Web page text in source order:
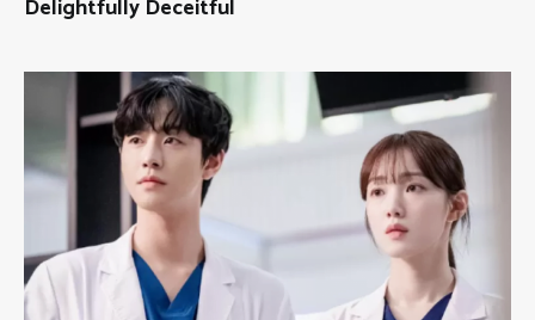
Delightfully Deceitful